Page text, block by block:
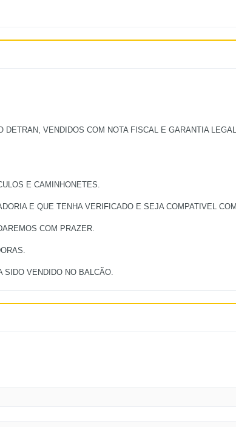
VENDIDOS COM NOTA FISCAL E GARANTIA
E CAMINHONETES.
E QUE TENHA VERIFICADO E SEJA COMPATIVEL
COM PRAZER.